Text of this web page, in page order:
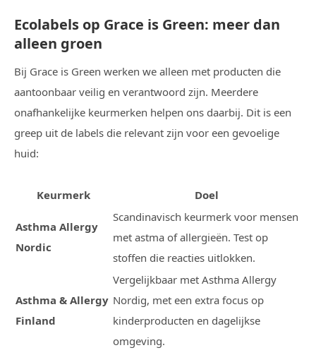
Ecolabels op Grace is Green: meer dan
alleen groen
Bij Grace is Green werken we alleen met producten die
aantoonbaar veilig en verantwoord zijn. Meerdere
onafhankelijke keurmerken helpen ons daarbij. Dit is een
greep uit de labels die relevant zijn voor een gevoelige
huid:
Keurmerk Doel
Asthma Allergy
Nordic
Scandinavisch keurmerk voor mensen
met astma of allergieën. Test op
stoffen die reacties uitlokken.
Asthma & Allergy
Finland
Vergelijkbaar met Asthma Allergy
Nordig, met een extra focus op
kinderproducten en dagelijkse
omgeving.